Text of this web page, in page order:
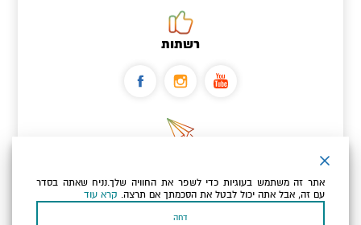
רשתות
כתובת הדוא"ל שלך
אתר זה משתמש בעוגיות כדי לשפר את החוויה שלך.נניח שאתה בסדר
עם זה, אבל אתה יכול לבטל את הסכמתך אם תרצה. קרא עוד
דחה